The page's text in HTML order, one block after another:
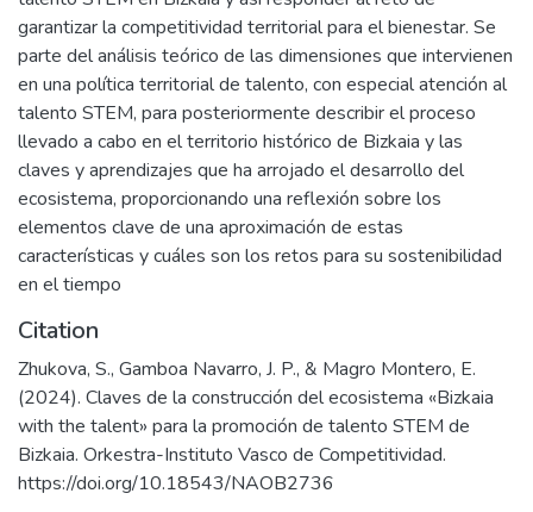
garantizar la competitividad territorial para el bienestar. Se
parte del análisis teórico de las dimensiones que intervienen
en una política territorial de talento, con especial atención al
talento STEM, para posteriormente describir el proceso
llevado a cabo en el territorio histórico de Bizkaia y las
claves y aprendizajes que ha arrojado el desarrollo del
ecosistema, proporcionando una reflexión sobre los
elementos clave de una aproximación de estas
características y cuáles son los retos para su sostenibilidad
en el tiempo
Citation
Zhukova, S., Gamboa Navarro, J. P., & Magro Montero, E.
(2024). Claves de la construcción del ecosistema «Bizkaia
with the talent» para la promoción de talento STEM de
Bizkaia. Orkestra-Instituto Vasco de Competitividad.
https://doi.org/10.18543/NAOB2736